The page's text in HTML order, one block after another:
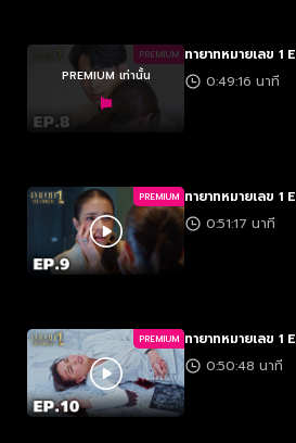
PREMIUM
PREMIUM เท่านั้น
ทายาทหมายเลข 1
0:49:16 นาที
PREMIUM ทายาทหมายเลข 1
0:51:17 นาที
PREMIUM ทายาทหมายเลข 1
0:50:48 นาที